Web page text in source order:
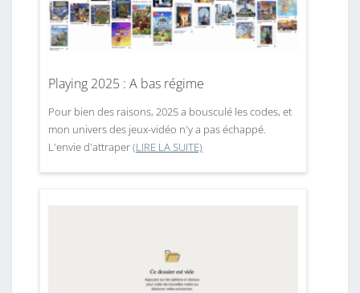
Playing 2025 : A bas régime
Pour bien des raisons, 2025 a bousculé les codes, et
mon univers des jeux-vidéo n'y a pas échappé.
L'envie d'attraper(LIRE LA SUITE)